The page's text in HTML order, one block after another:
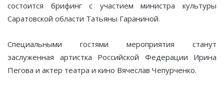
состоится брифинг с участием министра культуры
Саратовской области Татьяны Гараниной.
Специальными гостями мероприятия станут
заслуженная артистка Российской Федерации Ирина
Пегова и актер театра и кино Вячеслав Чепурченко.